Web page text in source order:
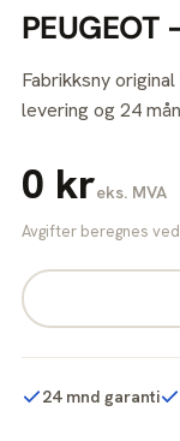
Fabrikksny
levering og 24
0 kreks. MVA
Avgifter beregnes
24 mnd garanti